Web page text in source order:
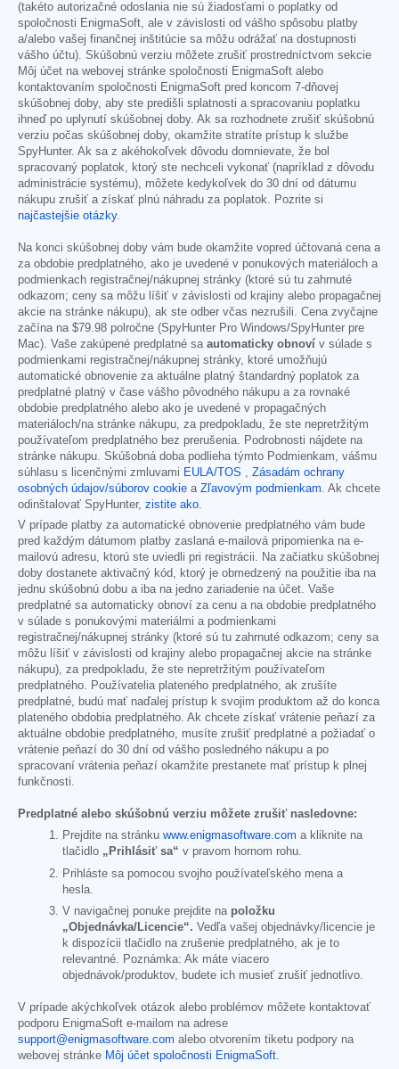
(takéto autorizačné odoslania nie sú žiadosťami o poplatky od
spoločnosti EnigmaSoft, ale v závislosti od vášho spôsobu platby
a/alebo vašej finančnej inštitúcie sa môžu odrážať na dostupnosti
vášho účtu). Skúšobnú verziu môžete zrušiť prostredníctvom sekcie
Môj účet na webovej stránke spoločnosti EnigmaSoft alebo
kontaktovaním spoločnosti EnigmaSoft pred koncom 7-dňovej
skúšobnej doby, aby ste predišli splatnosti a spracovaniu poplatku
ihneď po uplynutí skúšobnej doby. Ak sa rozhodnete zrušiť skúšobnú
verziu počas skúšobnej doby, okamžite stratíte prístup k službe
SpyHunter. Ak sa z akéhokoľvek dôvodu domnievate, že bol
spracovaný poplatok, ktorý ste nechceli vykonať (napríklad z dôvodu
administrácie systému), môžete kedykoľvek do 30 dní od dátumu
nákupu zrušiť a získať plnú náhradu za poplatok. Pozrite si
najčastejšie otázky.
Na konci skúšobnej doby vám bude okamžite vopred účtovaná cena a
za obdobie predplatného, ako je uvedené v ponukových materiáloch a
podmienkach registračnej/nákupnej stránky (ktoré sú tu zahrnuté
odkazom; ceny sa môžu líšiť v závislosti od krajiny alebo propagačnej
akcie na stránke nákupu), ak ste odber včas nezrušili. Cena zvyčajne
začína na $79.98 polročne (SpyHunter Pro Windows/SpyHunter pre
Mac). Vaše zakúpené predplatné sa automaticky obnoví v súlade s
podmienkami registračnej/nákupnej stránky, ktoré umožňujú
automatické obnovenie za aktuálne platný štandardný poplatok za
predplatné platný v čase vášho pôvodného nákupu a za rovnaké
obdobie predplatného alebo ako je uvedené v propagačných
materiáloch/na stránke nákupu, za predpokladu, že ste nepretržitým
používateľom predplatného bez prerušenia. Podrobnosti nájdete na
stránke nákupu. Skúšobná doba podlieha týmto Podmienkam, vášmu
súhlasu s licenčnými zmluvami EULA/TOS , Zásadám ochrany
osobných údajov/súborov cookie a Zľavovým podmienkam. Ak chcete
odinštalovať SpyHunter, zistite ako.
V prípade platby za automatické obnovenie predplatného vám bude
pred každým dátumom platby zaslaná e-mailová pripomienka na e-
mailovú adresu, ktorú ste uviedli pri registrácii. Na začiatku skúšobnej
doby dostanete aktivačný kód, ktorý je obmedzený na použitie iba na
jednu skúšobnú dobu a iba na jedno zariadenie na účet. Vaše
predplatné sa automaticky obnoví za cenu a na obdobie predplatného
v súlade s ponukovými materiálmi a podmienkami
registračnej/nákupnej stránky (ktoré sú tu zahrnuté odkazom; ceny sa
môžu líšiť v závislosti od krajiny alebo propagačnej akcie na stránke
nákupu), za predpokladu, že ste nepretržitým používateľom
predplatného. Používatelia plateného predplatného, ak zrušíte
predplatné, budú mať naďalej prístup k svojim produktom až do konca
plateného obdobia predplatného. Ak chcete získať vrátenie peňazí za
aktuálne obdobie predplatného, musíte zrušiť predplatné a požiadať o
vrátenie peňazí do 30 dní od vášho posledného nákupu a po
spracovaní vrátenia peňazí okamžite prestanete mať prístup k plnej
funkčnosti.
Predplatné alebo skúšobnú verziu môžete zrušiť nasledovne:
Prejdite na stránku www.enigmasoftware.com a kliknite na
tlačidlo „Prihlásiť sa“ v pravom hornom rohu.
Prihláste sa pomocou svojho používateľského mena a
hesla.
V navigačnej ponuke prejdite na položku
„Objednávka/Licencie“. Vedľa vašej objednávky/licencie je
k dispozícii tlačidlo na zrušenie predplatného, ak je to
relevantné. Poznámka: Ak máte viacero
objednávok/produktov, budete ich musieť zrušiť jednotlivo.
V prípade akýchkoľvek otázok alebo problémov môžete kontaktovať
podporu EnigmaSoft e-mailom na adrese
support@enigmasoftware.com alebo otvorením tiketu podpory na
webovej stránke Môj účet spoločnosti EnigmaSoft.